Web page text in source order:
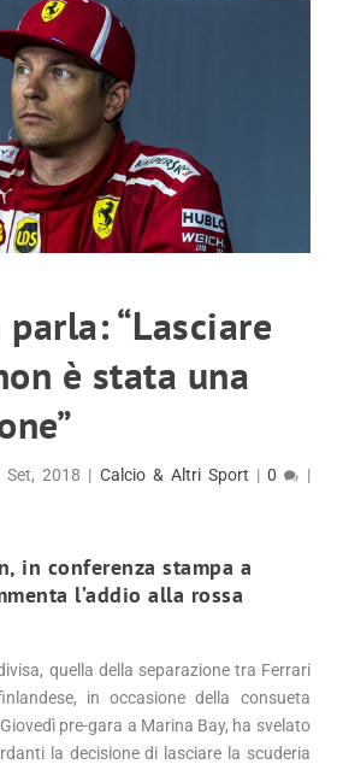
“Lasciare
è stata una
Set, 2018 | Calcio & Altri Sport |0 |
in conferenza stampa a
l’addio alla rossa
quella della separazione tra Ferrari
in occasione della consueta
pre-gara a Marina Bay, ha svelato
la decisione di lasciare la scuderia